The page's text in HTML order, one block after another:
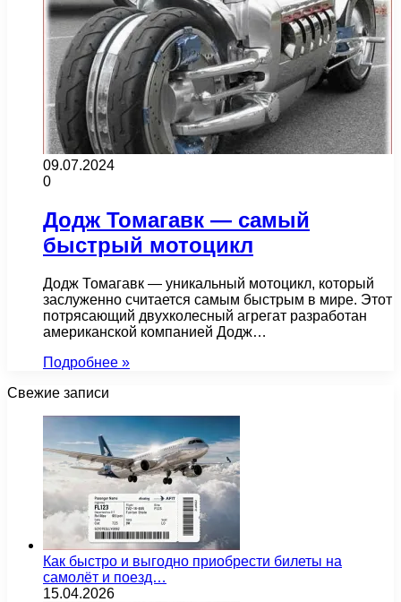
09.07.2024
0
Додж Томагавк — самый
быстрый мотоцикл
Додж Томагавк — уникальный мотоцикл, который
заслуженно считается самым быстрым в мире. Этот
потрясающий двухколесный агрегат разработан
американской компанией Додж…
Подробнее »
Свежие записи
Как быстро и выгодно приобрести билеты на
самолёт и поезд…
15.04.2026